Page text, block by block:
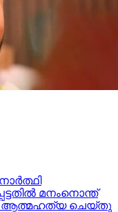
മനംനൊന്ത്
ചെയ്തു